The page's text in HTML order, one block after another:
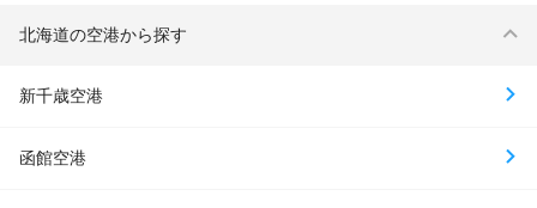
北海道の空港から探す
新千歳空港
函館空港